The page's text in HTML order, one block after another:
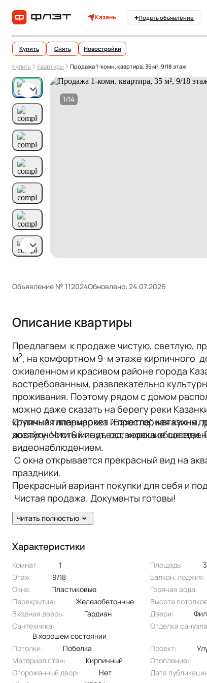
Казань Подать объявление
Купить Снять Новостройки
Купить Квартиры Продажа 1-комн. квартира, 35 м², 9/18 этаж
1/14
Объявление № 112024Обновлено: 24.07.2026
Описание квартиры
Предлагаем к продаже чистую, светлую,
м2, на комфортном 9-м этаже кирпичного
оживленном и красивом районе города
востребованным, развлекательно
проживания. Поэтому рядом с домом
можно даже сказать на берегу реки
крупный гипермаркет "Бэхетле",
доступности 6 минут, остановка
Отличная планировка и просторная
хозяйку. Чистый подъезд, хорошие
видеонаблюдением.
С окна открывается прекрасный вид на
праздники.
Прекрасный вариант покупки для себя и
Чистая продажа. Документы готовы!
В квартире сделан свежий
Сан. узел в современном кафеле. Есть
Читать полностью
Характеристики
Комнат: 1 Площадь:
Этаж:
9/18 Балкон, лоджия:
Окна:
пластиковые Горячая вода:
Перекрытия:
железобетонные Высота
Входная дверь:
Гардиан Двери:
Сантехника:
в хорошем состоянии
Отделка
Потолки: побелка Проект:
Материал стен:
Кирпичный Отопление:
Огороженный двор:
Нет Дата